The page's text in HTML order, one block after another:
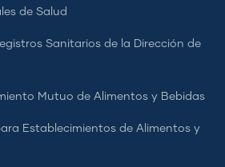
de Salud
Sanitarios de la Dirección de
Mutuo de Alimentos y Bebidas
Establecimientos de Alimentos y